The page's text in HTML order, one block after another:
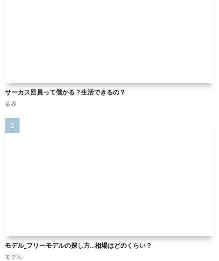
サーカス団員って儲かる？生活できるの？
業界
モデル_フリーモデルの探し方…相場はどのくらい？
モデル